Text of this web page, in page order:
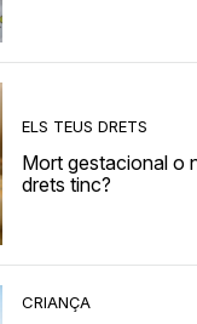
ELS TEUS DRETS
Mort gestacional o
drets tinc?
CRIANÇA